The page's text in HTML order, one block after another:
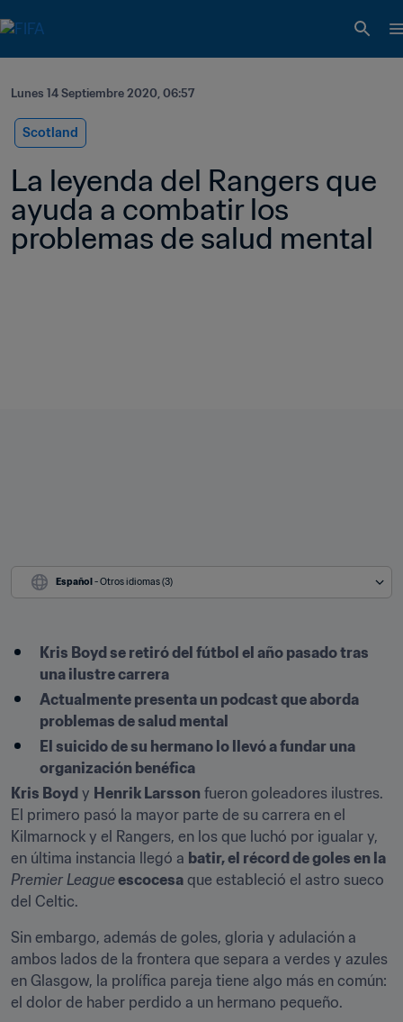
Lunes 14 Septiembre 2020, 06:57
Scotland
La leyenda del Rangers que
ayuda a combatir los
problemas de salud mental
Español - Otros idiomas (3)
Kris Boyd se retiró del fútbol el año pasado tras
una ilustre carrera
Actualmente presenta un podcast que aborda
problemas de salud mental
El suicido de su hermano lo llevó a fundar una
organización benéfica
Kris Boyd y Henrik Larsson fueron goleadores ilustres.
El primero pasó la mayor parte de su carrera en el
Kilmarnock y el Rangers, en los que luchó por igualar y,
en última instancia llegó a
Premier League escocesa que estableció el astro sueco
del Celtic.
Sin embargo, además de goles, gloria y adulación a
ambos lados de la frontera que separa a verdes y azules
en Glasgow, la prolífica pareja tiene algo más en común:
el dolor de haber perdido a un hermano pequeño.